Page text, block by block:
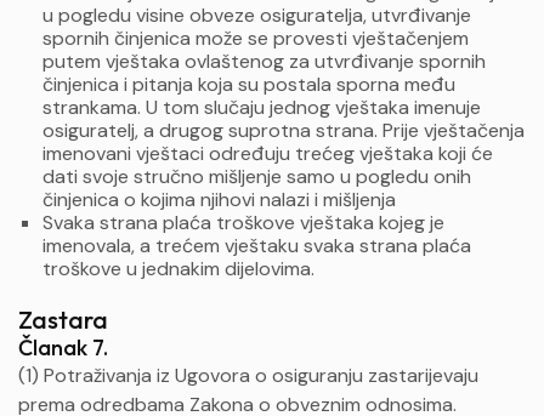
u pogledu visine obveze osiguratelja, utvrđivanje
spornih činjenica može se provesti vještačenjem
putem vještaka ovlaštenog za utvrđivanje spornih
činjenica i pitanja koja su postala sporna među
strankama. U tom slučaju jednog vještaka imenuje
osiguratelj, a drugog suprotna strana. Prije vještačenja
imenovani vještaci određuju trećeg vještaka koji će
dati svoje stručno mišljenje samo u pogledu onih
činjenica o kojima njihovi nalazi i mišljenja
Svaka strana plaća troškove vještaka kojeg je
imenovala, a trećem vještaku svaka strana plaća
troškove u jednakim dijelovima.
Zastara
Članak 7.
(1) Potraživanja iz Ugovora o osiguranju zastarijevaju
prema odredbama Zakona o obveznim odnosima.